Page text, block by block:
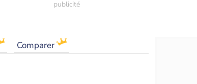
Comparer